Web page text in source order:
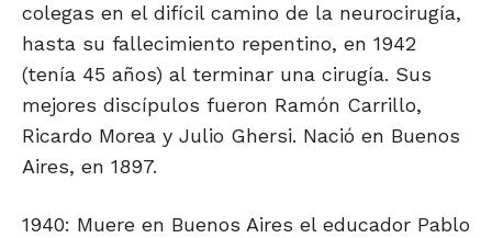
colegas en el difícil camino de la neurocirugía,
hasta su fallecimiento repentino, en 1942
(tenía 45 años) al terminar una cirugía. Sus
mejores discípulos fueron Ramón Carrillo,
Ricardo Morea y Julio Ghersi. Nació en Buenos
Aires, en 1897.
1940: Muere en Buenos Aires el educador Pablo